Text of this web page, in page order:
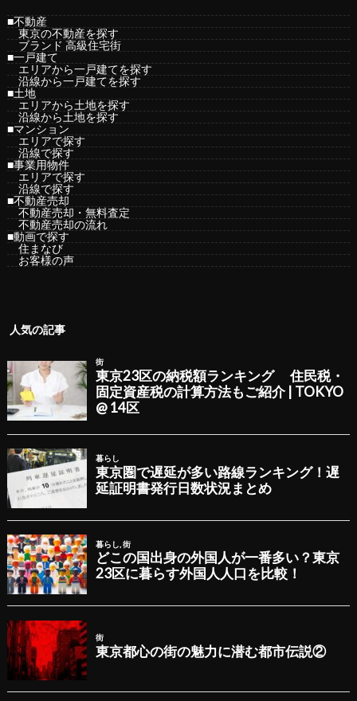
■不動産
東京の不動産を探す
ブランド 高級住宅街
■一戸建て
エリアから一戸建てを探す
沿線から一戸建てを探す
■土地
エリアから土地を探す
沿線から土地を探す
■マンション
エリアで探す
沿線で探す
■事業用物件
エリアで探す
沿線で探す
■不動産売却
不動産売却・無料査定
不動産売却の流れ
■動画で探す
住まなび
お客様の声
人気の記事